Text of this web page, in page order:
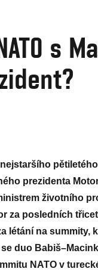
s
prezidenta
životního
za posledních
létání na summity,
duo
NATO v